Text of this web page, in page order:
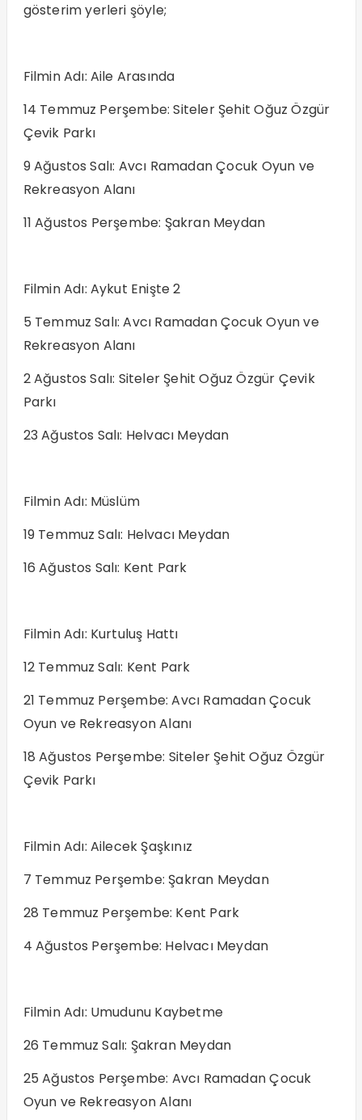
gösterim yerleri şöyle;
Filmin Adı: Aile Arasında
14 Temmuz Perşembe: Siteler Şehit Oğuz Özgür
Çevik Parkı
9 Ağustos Salı: Avcı Ramadan Çocuk Oyun ve
Rekreasyon Alanı
11 Ağustos Perşembe: Şakran Meydan
Filmin Adı: Aykut Enişte 2
5 Temmuz Salı: Avcı Ramadan Çocuk Oyun ve
Rekreasyon Alanı
2 Ağustos Salı: Siteler Şehit Oğuz Özgür Çevik
Parkı
23 Ağustos Salı: Helvacı Meydan
Filmin Adı: Müslüm
19 Temmuz Salı: Helvacı Meydan
16 Ağustos Salı: Kent Park
Filmin Adı: Kurtuluş Hattı
12 Temmuz Salı: Kent Park
21 Temmuz Perşembe: Avcı Ramadan Çocuk
Oyun ve Rekreasyon Alanı
18 Ağustos Perşembe: Siteler Şehit Oğuz Özgür
Çevik Parkı
Filmin Adı: Ailecek Şaşkınız
7 Temmuz Perşembe: Şakran Meydan
28 Temmuz Perşembe: Kent Park
4 Ağustos Perşembe: Helvacı Meydan
Filmin Adı: Umudunu Kaybetme
26 Temmuz Salı: Şakran Meydan
25 Ağustos Perşembe: Avcı Ramadan Çocuk
Oyun ve Rekreasyon Alanı